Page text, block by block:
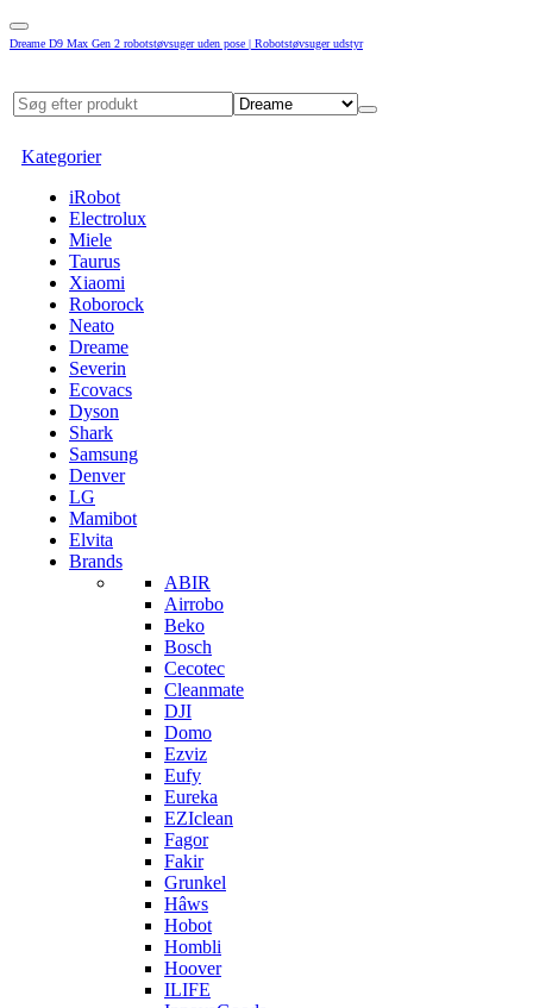
Dreame D9 Max Gen 2 robotstøvsuger uden pose | Robotstøvsuger udstyr
Kategorier
iRobot
Electrolux
Miele
Taurus
Xiaomi
Roborock
Neato
Dreame
Severin
Ecovacs
Dyson
Shark
Samsung
Denver
LG
Mamibot
Elvita
Brands
ABIR
Airrobo
Beko
Bosch
Cecotec
Cleanmate
DJI
Domo
Ezviz
Eufy
Eureka
EZIclean
Fagor
Fakir
Grunkel
Hâws
Hobot
Hombli
Hoover
ILIFE